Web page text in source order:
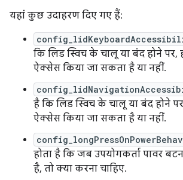
यहां कुछ उदाहरण दिए गए हैं:
कि लिड स्विच के चालू या बंद होने पर,
ऐक्सेस किया जा सकता है या नहीं.
है कि लिड स्विच के चालू या बंद होने
ऐक्सेस किया जा सकता है या नहीं.
होता है कि जब उपयोगकर्ता पावर
है, तो क्या करना चाहिए.